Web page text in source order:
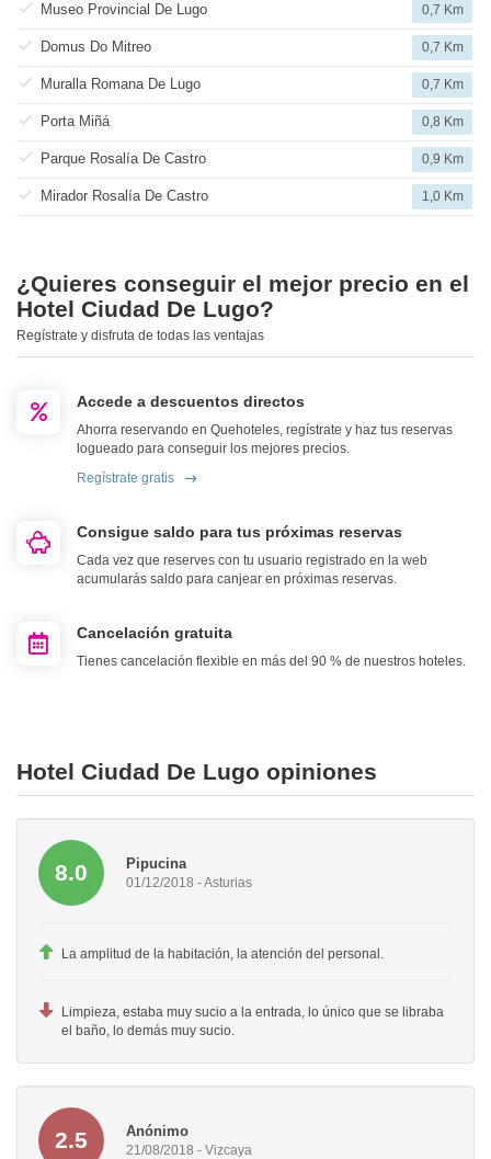
Museo Provincial De Lugo 0,7 Km
Domus Do Mitreo 0,7 Km
Muralla Romana De Lugo 0,7 Km
Porta Miñá 0,8 Km
Parque Rosalía De Castro 0,9 Km
Mirador Rosalía De Castro 1,0 Km
¿Quieres conseguir el mejor precio en el
Hotel Ciudad De Lugo?
Regístrate y disfruta de todas las ventajas
Accede a descuentos directos
Ahorra reservando en Quehoteles, regístrate y haz tus reservas
logueado para conseguir los mejores precios.
Regístrate gratis
Consigue saldo para tus próximas reservas
Cada vez que reserves con tu usuario registrado en la web
acumularás saldo para canjear en próximas reservas.
Cancelación gratuita
Tienes cancelación flexible en más del 90 % de nuestros hoteles.
Hotel Ciudad De Lugo opiniones
8.0 Pipucina
01/12/2018 - Asturias
La amplitud de la habitación, la atención del personal.
Limpieza, estaba muy sucio a la entrada, lo único que se libraba
el baño, lo demás muy sucio.
2.5 Anónimo
21/08/2018 - Vizcaya